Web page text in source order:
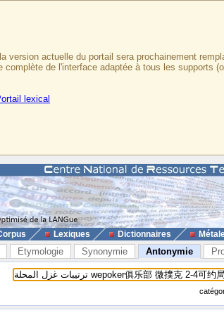
version actuelle du portail sera prochainement
complète de l'interface adaptée à tous les supports
lexical
Lexiques Dictionnaires
Etymologie Synonymie Antonymie